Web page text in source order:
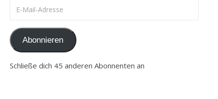
Abonnieren
Schließe dich 45 anderen Abonnenten an